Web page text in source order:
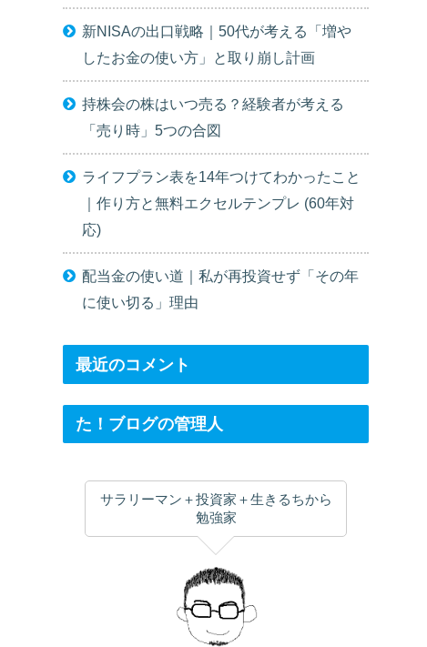
新NISAの出口戦略｜50代が考える「増や
したお金の使い方」と取り崩し計画
持株会の株はいつ売る？経験者が考える
「売り時」5つの合図
ライフプラン表を14年つけてわかったこと
｜作り方と無料エクセルテンプレ (60年対
応)
配当金の使い道｜私が再投資せず「その年
に使い切る」理由
最近のコメント
た！ブログの管理人
サラリーマン＋投資家＋生きるちから
勉強家